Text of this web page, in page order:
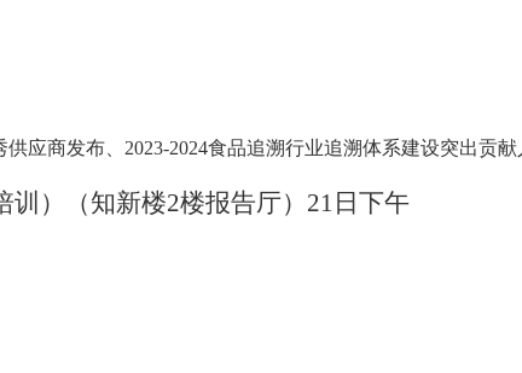
应商发布、2023-2024食品追溯行业追溯体系建设突出贡
训）（知新楼2楼报告厅）21日下午